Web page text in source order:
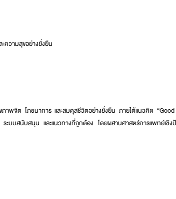
ความสุขอย่างยั่งยืน
าพจิต โภชนาการ และสมดุลชีวิตอย่างยั่งยืน ภายใต้แนวคิด
ะบบสนับสนุน และแนวทางที่ถูกต้อง โดยผสานศาสตร์การแพทย์เชิง